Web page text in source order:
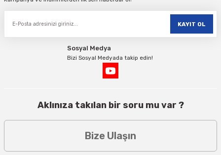
KAYIT OL
Sosyal Medya
Bizi Sosyal Medyada takip edin!
Aklınıza takılan bir soru mu var ?
Bize Ulaşın